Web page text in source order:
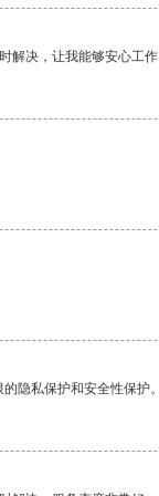
解决，让我能够安心工
隐私保护和安全性保护